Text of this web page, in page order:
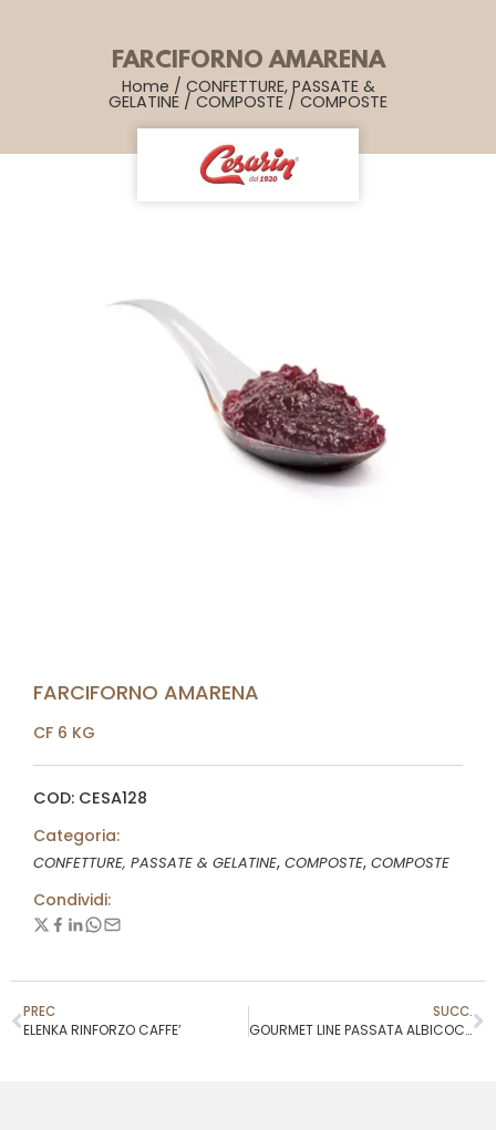
FARCIFORNO AMARENA
Home / CONFETTURE, PASSATE &
GELATINE / COMPOSTE / COMPOSTE
FARCIFORNO AMARENA
CF 6 KG
COD: CESA128
Categoria:
CONFETTURE, PASSATE & GELATINE, COMPOSTE, COMPOSTE
Condividi:
PREC
ELENKA RINFORZO CAFFE’
SUCC.
GOURMET LINE PASSATA ALBICOCCA LABO